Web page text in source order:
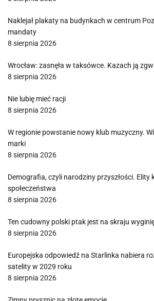
Naklejał plakaty na budynkach w centrum
mandaty
8 sierpnia 2026
Wrocław: zasnęła w taksówce. Kazach ją
8 sierpnia 2026
Nie lubię mieć racji
8 sierpnia 2026
W regionie powstanie nowy klub muzyczny.
marki
8 sierpnia 2026
Demografia, czyli narodziny przyszłości. Elity
społeczeństwa
8 sierpnia 2026
Ten cudowny polski ptak jest na skraju
8 sierpnia 2026
Europejska odpowiedź na Starlinka nabiera
satelity w 2029 roku
8 sierpnia 2026